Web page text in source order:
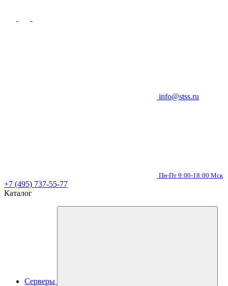
info@stss.ru
Пн-Пт 9:00-18:00 Мск
+7 (495) 737-55-77
Каталог
Серверы